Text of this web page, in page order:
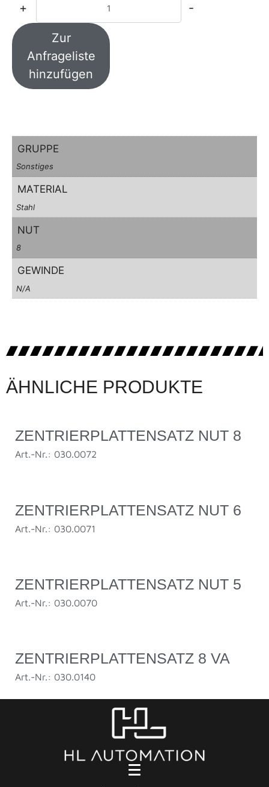
+ -
Zur
Anfrageliste
hinzufügen
GRUPPE
Sonstiges
MATERIAL
Stahl
NUT
8
GEWINDE
N/A
ÄHNLICHE PRODUKTE
ZENTRIERPLATTENSATZ NUT 8
Art.-Nr.: 030.0072
ZENTRIERPLATTENSATZ NUT 6
Art.-Nr.: 030.0071
ZENTRIERPLATTENSATZ NUT 5
Art.-Nr.: 030.0070
ZENTRIERPLATTENSATZ 8 VA
Art.-Nr.: 030.0140